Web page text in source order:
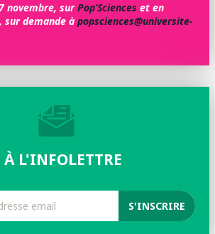
novembre, surPop’Sciences et en
demande à popsciences@universite-
L'INFOLETTRE